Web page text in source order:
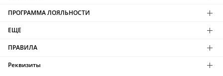
ПРОГРАММА ЛОЯЛЬНОСТИ
ЕЩЕ
ПРАВИЛА
Реквизиты